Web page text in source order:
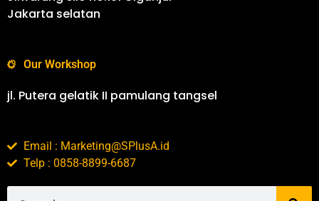
Jakarta selatan
Our Workshop
jl. Putera gelatik II pamulang tangsel
Email : Marketing@SPlusA.id
Telp : 0858-8899-6687